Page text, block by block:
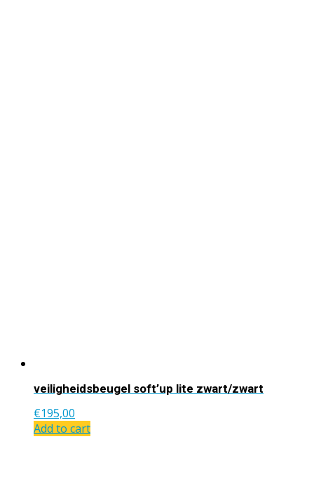
veiligheidsbeugel soft’up lite zwart/zwart
€195,00
Add to cart